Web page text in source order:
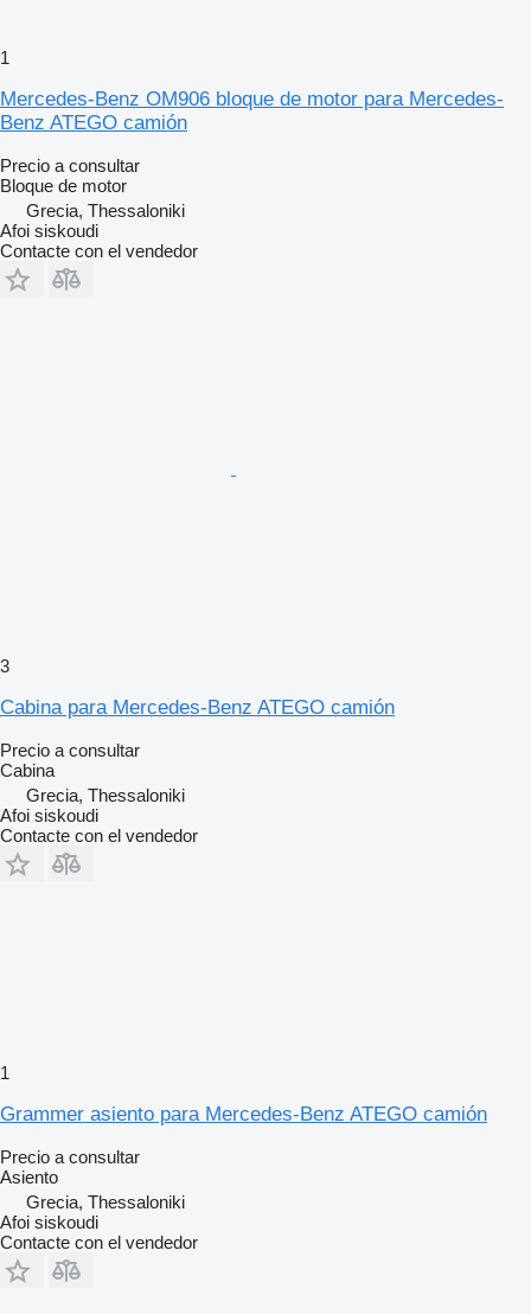
1
Mercedes-Benz OM906 bloque de motor para Mercedes-
Benz ATEGO camión
Precio a consultar
Bloque de motor
Grecia, Thessaloniki
Afoi siskoudi
Contacte con el vendedor
3
Cabina para Mercedes-Benz ATEGO camión
Precio a consultar
Cabina
Grecia, Thessaloniki
Afoi siskoudi
Contacte con el vendedor
1
Grammer asiento para Mercedes-Benz ATEGO camión
Precio a consultar
Asiento
Grecia, Thessaloniki
Afoi siskoudi
Contacte con el vendedor